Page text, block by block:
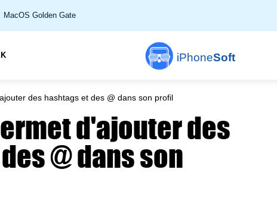
MacOS Golden Gate
iPhoneSoft
des hashtags et des @ dans son profil
d'ajouter des
@ dans son